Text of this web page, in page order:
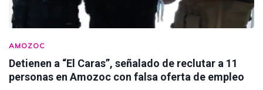
AMOZOC
Detienen a “El Caras”, señalado de reclutar a 11
personas en Amozoc con falsa oferta de empleo